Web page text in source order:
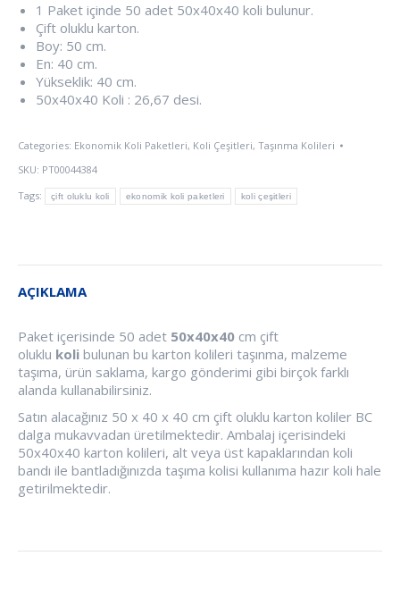
1 Paket içinde 50 adet 50x40x40 koli bulunur.
Çift oluklu karton.
Boy: 50 cm.
En: 40 cm.
Yükseklik: 40 cm.
50x40x40 Koli : 26,67 desi.
Categories: Ekonomik Koli Paketleri, Koli Çeşitleri, Taşınma Kolileri
SKU: PT00044384
Tags:
çift oluklu koli ekonomik koli paketleri koli çeşitleri
AÇIKLAMA
Paket içerisinde 50 adet 50x40x40 cm çift
oluklu koli bulunan bu karton kolileri taşınma, malzeme
taşıma, ürün saklama, kargo gönderimi gibi birçok farklı
alanda kullanabilirsiniz.
Satın alacağınız 50 x 40 x 40 cm çift oluklu karton koliler BC
dalga mukavvadan üretilmektedir. Ambalaj içerisindeki
50x40x40 karton kolileri, alt veya üst kapaklarından koli
bandı ile bantladığınızda taşıma kolisi kullanıma hazır koli hale
getirilmektedir.